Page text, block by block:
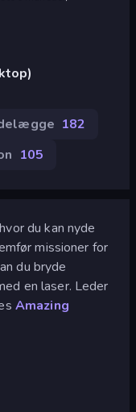
182
105
du kan nyde
missioner for
du bryde
en laser. Leder
Amazing